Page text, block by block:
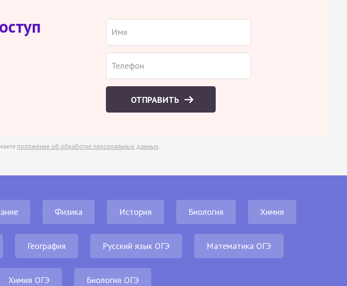
ОТПРАВИТЬ
положение об обработке персональных данных.
Физика История Биология Химия
География Русский язык ОГЭ Математика ОГЭ
Химия ОГЭ Биология ОГЭ